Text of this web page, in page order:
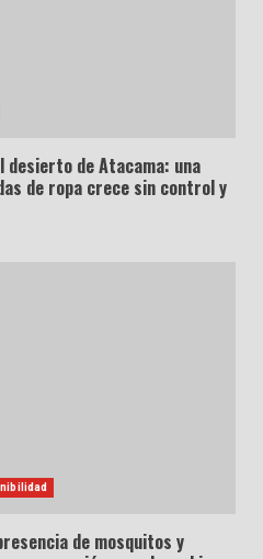
desierto de Atacama: una
de ropa crece sin control y
de mosquitos y